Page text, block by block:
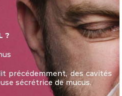
?
précédemment, des cavités
sécrétrice de mucus.